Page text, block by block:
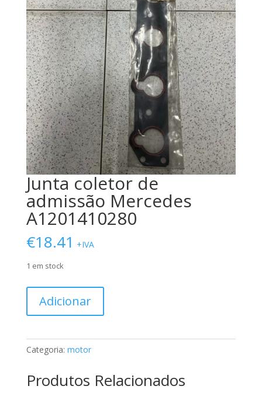
Junta coletor de
admissão Mercedes
A1201410280
€18.41 +IVA
1 em stock
Junta
de
Mercedes
A1201410280
Adicionar
Categoria: motor
Produtos Relacionados